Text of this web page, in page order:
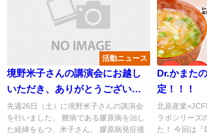
活動ニュース
境野米子さんの講演会にお越し
いただき、ありがとうございま
した
先週26日（土）に境野米子さんの講演会
を行いました。 難病である膠原病を治し
た経緯をもつ、米子さん。 膠原病発症後
Dr.かまた
定！！！
北原産業×JCF
ラボシリーズ
た！ 今回は『